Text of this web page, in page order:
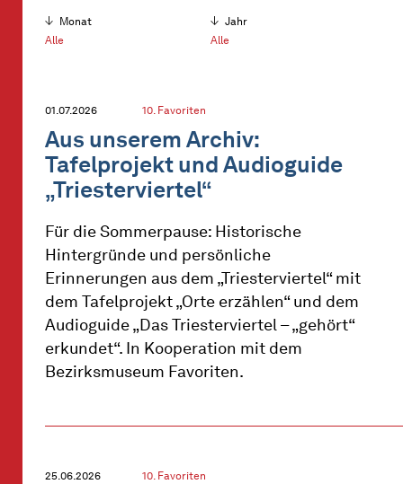
Monat
Alle
Jahr
Alle
01.07.2026 10. Favoriten
Aus unserem Archiv:
Tafelprojekt und Audioguide
„Triesterviertel“
Für die Sommerpause: Historische
Hintergründe und persönliche
Erinnerungen aus dem „Triesterviertel“ mit
dem Tafelprojekt „Orte erzählen“ und dem
Audioguide „Das Triesterviertel – „gehört“
erkundet“. In Kooperation mit dem
Bezirksmuseum Favoriten.
25.06.2026 10. Favoriten